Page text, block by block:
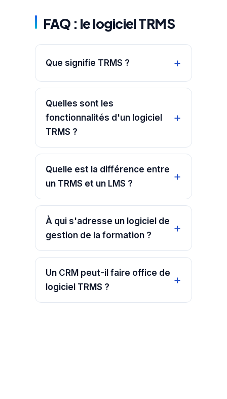
FAQ : le logiciel TRMS
Que signifie TRMS ?
Quelles sont les
fonctionnalités d'un logiciel
TRMS ?
Quelle est la différence entre
un TRMS et un LMS ?
À qui s'adresse un logiciel de
gestion de la formation ?
Un CRM peut-il faire office de
logiciel TRMS ?